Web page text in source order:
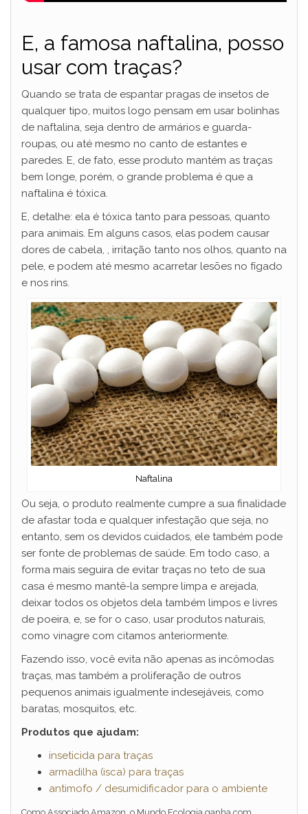
E, a famosa naftalina, posso
usar com traças?
Quando se trata de espantar pragas de insetos de
qualquer tipo, muitos logo pensam em usar bolinhas
de naftalina, seja dentro de armários e guarda-
roupas, ou até mesmo no canto de estantes e
paredes. E, de fato, esse produto mantém as traças
bem longe, porém, o grande problema é que a
naftalina é tóxica.
E, detalhe: ela é tóxica tanto para pessoas, quanto
para animais. Em alguns casos, elas podem causar
dores de cabela, , irritação tanto nos olhos, quanto na
pele, e podem até mesmo acarretar lesões no fígado
e nos rins.
Naftalina
Ou seja, o produto realmente cumpre a sua finalidade
de afastar toda e qualquer infestação que seja, no
entanto, sem os devidos cuidados, ele também pode
ser fonte de problemas de saúde. Em todo caso, a
forma mais seguira de evitar traças no teto de sua
casa é mesmo mantê-la sempre limpa e arejada,
deixar todos os objetos dela também limpos e livres
de poeira, e, se for o caso, usar produtos naturais,
como vinagre com citamos anteriormente.
Fazendo isso, você evita não apenas as incômodas
traças, mas também a proliferação de outros
pequenos animais igualmente indesejáveis, como
baratas, mosquitos, etc.
Produtos que ajudam:
inseticida para traças
armadilha (isca) para traças
antimofo / desumidificador para o ambiente